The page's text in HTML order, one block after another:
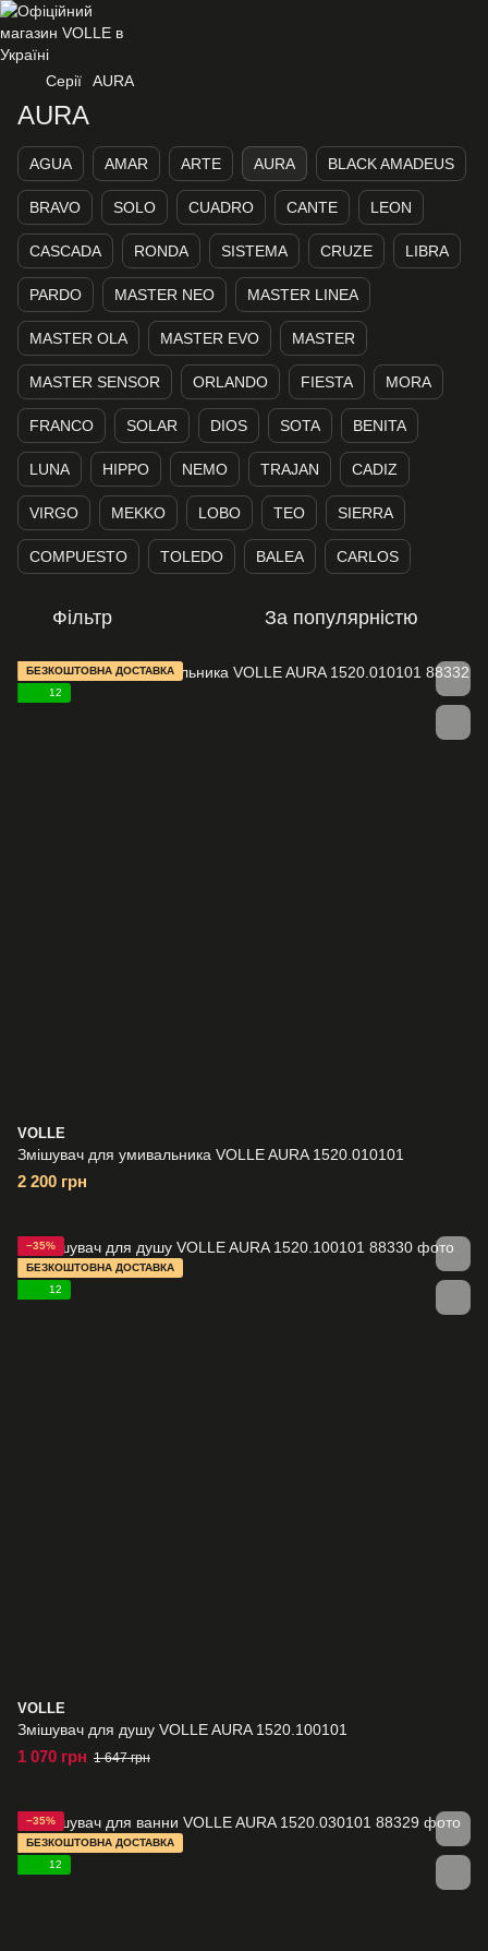
Серії AURA
AURA
AGUA AMAR ARTE AURA BLACK AMADEUS
BRAVO SOLO CUADRO CANTE LEON
CASCADA RONDA SISTEMA CRUZE LIBRA
PARDO MASTER NEO MASTER LINEA
MASTER OLA MASTER EVO MASTER
MASTER SENSOR ORLANDO FIESTA MORA
FRANCO SOLAR DIOS SOTA BENITA
LUNA HIPPO NEMO TRAJAN CADIZ
VIRGO MEKKO LOBO TEO SIERRA
COMPUESTO TOLEDO BALEA CARLOS
Фільтр За популярністю
БЕЗКОШТОВНА ДОСТАВКА
12
VOLLE
Змішувач для умивальника VOLLE AURA 1520.010101
2 200 грн
−35%
БЕЗКОШТОВНА ДОСТАВКА
12
VOLLE
Змішувач для душу VOLLE AURA 1520.100101
1 070 грн 1 647 грн
−35%
БЕЗКОШТОВНА ДОСТАВКА
12